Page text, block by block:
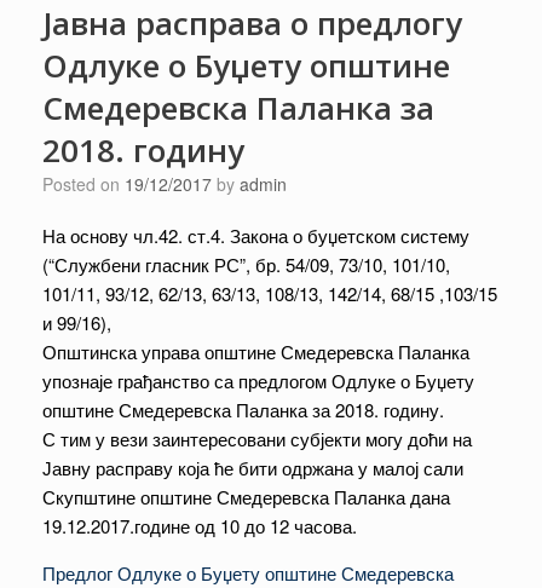
Јавна расправа о предлогу
Одлуке о Буџету општине
Смедеревска Паланка за
2018. годину
Posted on 19/12/2017 by admin
На основу чл.42. ст.4. Закона о буџетском систему
(“Службени гласник РС”, бр. 54/09, 73/10, 101/10,
101/11, 93/12, 62/13, 63/13, 108/13, 142/14, 68/15 ,103/15
и 99/16),
Општинска управа општине Смедеревска Паланка
упознаје грађанство са предлогом Одлуке о Буџету
општине Смедеревска Паланка за 2018. годину.
С тим у вези заинтересовани субјекти могу доћи на
Јавну расправу која ће бити одржана у малој сали
Скупштине општине Смедеревска Паланка дана
19.12.2017.године од 10 до 12 часова.
Предлог Одлуке о Буџету општине Смедеревска